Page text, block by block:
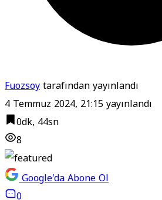
Fuozsoytarafından yayınlandı
4 Temmuz 2024, 21:15yayınlandı
0dk, 44sn
8
Google'da Abone Ol
0